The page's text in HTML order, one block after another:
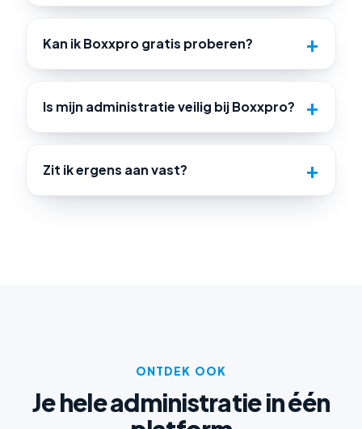
Kan ik Boxxpro gratis proberen?
Is mijn administratie veilig bij Boxxpro?
Zit ik ergens aan vast?
ONTDEK OOK
Je hele administratie in één